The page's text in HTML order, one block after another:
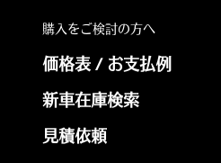
購入をご検討の方へ
価格表 / お支払例
新車在庫検索
見積依頼